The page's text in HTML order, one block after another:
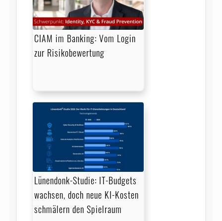
CIAM im Banking: Vom Login
zur Risikobewertung
Lünendonk-Studie: IT-Budgets
wachsen, doch neue KI-Kosten
schmälern den Spielraum